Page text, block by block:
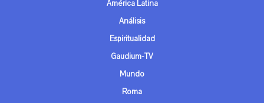
América Latina
Análisis
Espiritualidad
Gaudium-TV
Mundo
Roma